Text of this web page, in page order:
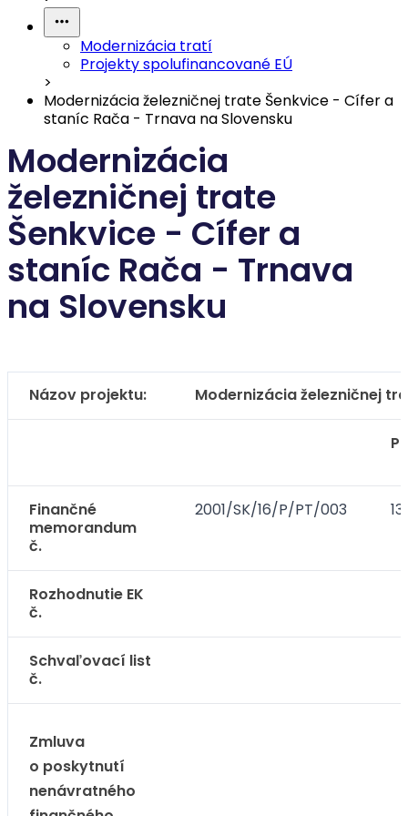
Modernizácia tratí
Projekty spolufinancované EÚ
>
Modernizácia železničnej trate Šenkvice - Cífer a
staníc Rača - Trnava na Slovensku
Modernizácia
železničnej trate
Šenkvice - Cífer a
staníc Rača - Trnava
na Slovensku
Názov projektu: Modernizácia železničnej
Finančné
memorandum
č.
2001/SK/16/P/PT/003
Rozhodnutie EK
č.
Schvaľovací list
č.
Zmluva
o poskytnutí
nenávratného